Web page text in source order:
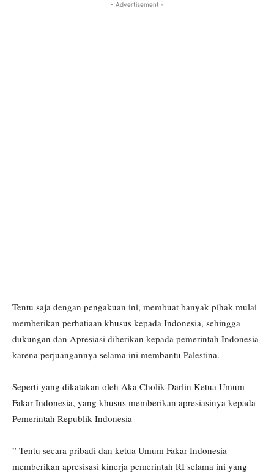
- Advertisement -
Tentu saja dengan pengakuan ini, membuat banyak pihak mulai
memberikan perhatiaan khusus kepada Indonesia, sehingga
dukungan dan Apresiasi diberikan kepada pemerintah Indonesia
karena perjuangannya selama ini membantu Palestina.
Seperti yang dikatakan oleh Aka Cholik Darlin Ketua Umum
Fakar Indonesia, yang khusus memberikan apresiasinya kepada
Pemerintah Republik Indonesia
” Tentu secara pribadi dan ketua Umum Fakar Indonesia
memberikan apresisasi kinerja pemerintah RI selama ini yang